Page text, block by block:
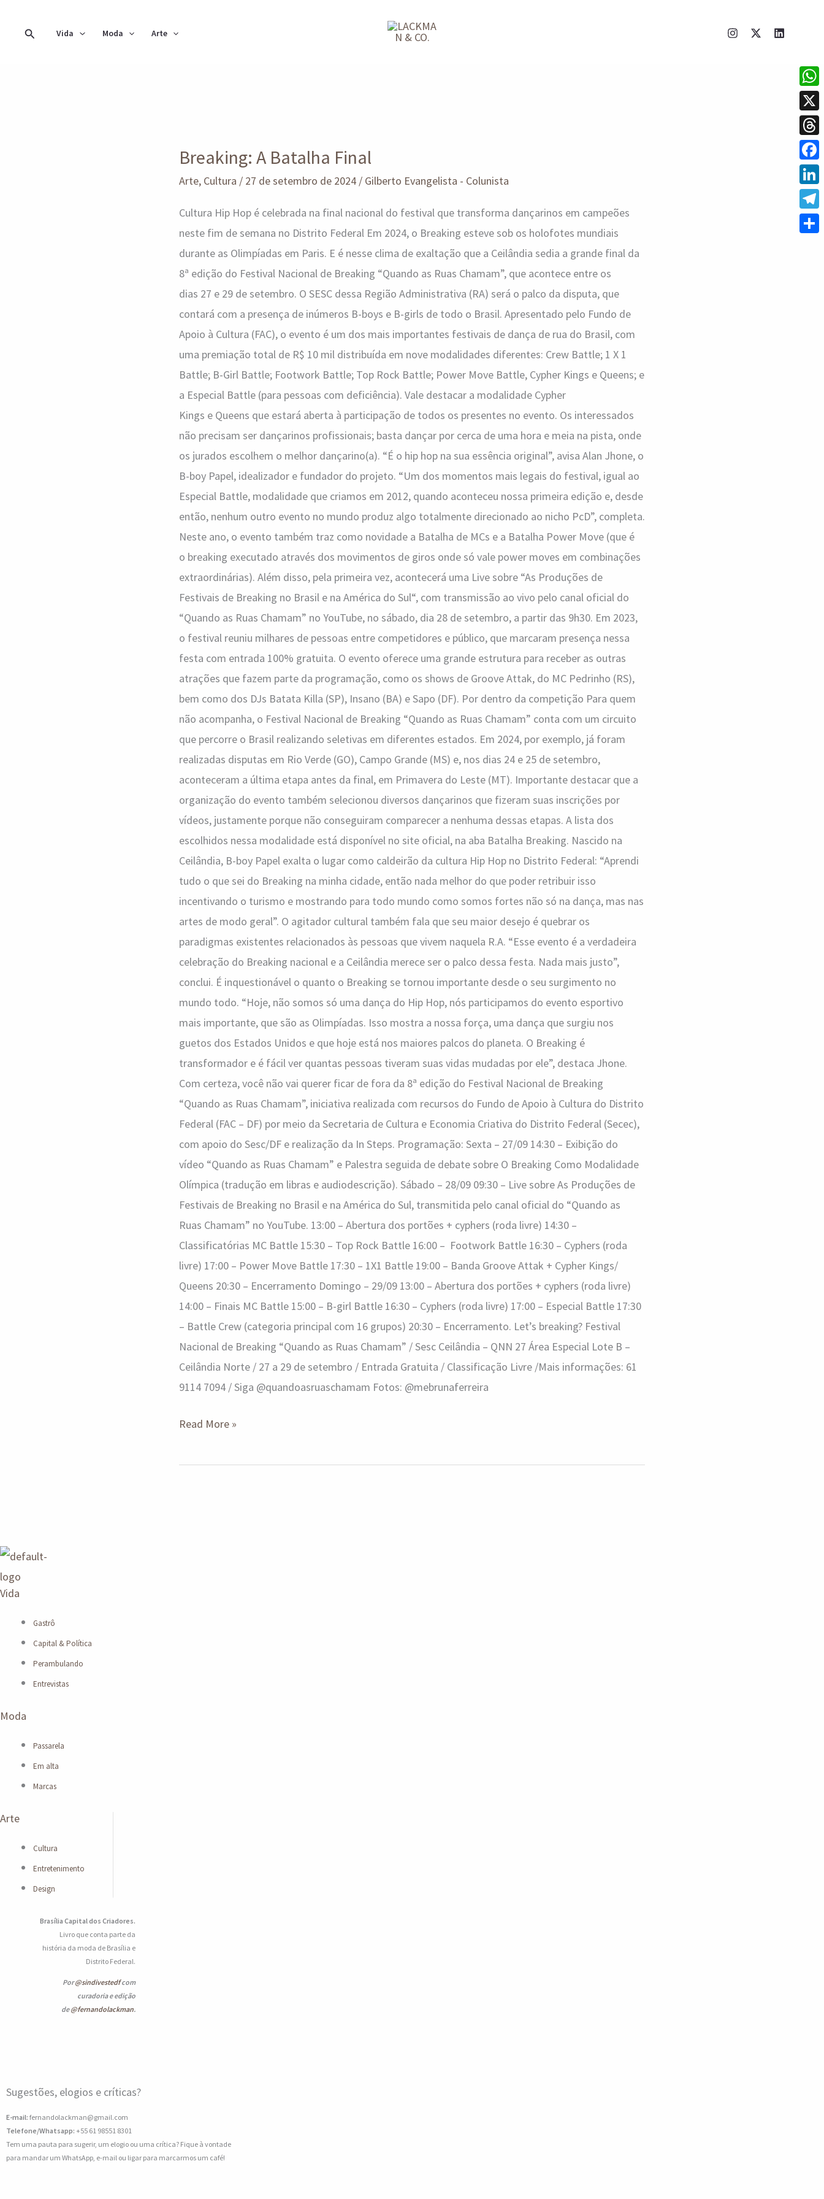
Pesquisar
Vida Moda Arte
Breaking: A Batalha Final
Arte, Cultura / 27 de setembro de 2024 / Gilberto Evangelista - Colunista
Cultura Hip Hop é celebrada na final nacional do festival que transforma dançarinos em campeões
neste fim de semana no Distrito Federal Em 2024, o Breaking esteve sob os holofotes mundiais
durante as Olimpíadas em Paris. E é nesse clima de exaltação que a Ceilândia sedia a grande final da
8ª edição do Festival Nacional de Breaking “Quando as Ruas Chamam”, que acontece entre os
dias 27 e 29 de setembro. O SESC dessa Região Administrativa (RA) será o palco da disputa, que
contará com a presença de inúmeros B-boys e B-girls de todo o Brasil. Apresentado pelo Fundo de
Apoio à Cultura (FAC), o evento é um dos mais importantes festivais de dança de rua do Brasil, com
uma premiação total de R$ 10 mil distribuída em nove modalidades diferentes: Crew Battle; 1 X 1
Battle; B-Girl Battle; Footwork Battle; Top Rock Battle; Power Move Battle, Cypher Kings e Queens; e
a Especial Battle (para pessoas com deficiência). Vale destacar a modalidade Cypher
Kings e Queens que estará aberta à participação de todos os presentes no evento. Os interessados
não precisam ser dançarinos profissionais; basta dançar por cerca de uma hora e meia na pista, onde
os jurados escolhem o melhor dançarino(a). “É o hip hop na sua essência original”, avisa Alan Jhone, o
B-boy Papel, idealizador e fundador do projeto. “Um dos momentos mais legais do festival, igual ao
Especial Battle, modalidade que criamos em 2012, quando aconteceu nossa primeira edição e, desde
então, nenhum outro evento no mundo produz algo totalmente direcionado ao nicho PcD”, completa.
Neste ano, o evento também traz como novidade a Batalha de MCs e a Batalha Power Move (que é
o breaking executado através dos movimentos de giros onde só vale power moves em combinações
extraordinárias). Além disso, pela primeira vez, acontecerá uma Live sobre “As Produções de
Festivais de Breaking no Brasil e na América do Sul“, com transmissão ao vivo pelo canal oficial do
“Quando as Ruas Chamam” no YouTube, no sábado, dia 28 de setembro, a partir das 9h30. Em 2023,
o festival reuniu milhares de pessoas entre competidores e público, que marcaram presença nessa
festa com entrada 100% gratuita. O evento oferece uma grande estrutura para receber as outras
atrações que fazem parte da programação, como os shows de Groove Attak, do MC Pedrinho (RS),
bem como dos DJs Batata Killa (SP), Insano (BA) e Sapo (DF). Por dentro da competição Para quem
não acompanha, o Festival Nacional de Breaking “Quando as Ruas Chamam” conta com um circuito
que percorre o Brasil realizando seletivas em diferentes estados. Em 2024, por exemplo, já foram
realizadas disputas em Rio Verde (GO), Campo Grande (MS) e, nos dias 24 e 25 de setembro,
aconteceram a última etapa antes da final, em Primavera do Leste (MT). Importante destacar que a
organização do evento também selecionou diversos dançarinos que fizeram suas inscrições por
vídeos, justamente porque não conseguiram comparecer a nenhuma dessas etapas. A lista dos
escolhidos nessa modalidade está disponível no site oficial, na aba Batalha Breaking. Nascido na
Ceilândia, B-boy Papel exalta o lugar como caldeirão da cultura Hip Hop no Distrito Federal: “Aprendi
tudo o que sei do Breaking na minha cidade, então nada melhor do que poder retribuir isso
incentivando o turismo e mostrando para todo mundo como somos fortes não só na dança, mas nas
artes de modo geral”. O agitador cultural também fala que seu maior desejo é quebrar os
paradigmas existentes relacionados às pessoas que vivem naquela R.A. “Esse evento é a verdadeira
celebração do Breaking nacional e a Ceilândia merece ser o palco dessa festa. Nada mais justo”,
conclui. É inquestionável o quanto o Breaking se tornou importante desde o seu surgimento no
mundo todo. “Hoje, não somos só uma dança do Hip Hop, nós participamos do evento esportivo
mais importante, que são as Olimpíadas. Isso mostra a nossa força, uma dança que surgiu nos
guetos dos Estados Unidos e que hoje está nos maiores palcos do planeta. O Breaking é
transformador e é fácil ver quantas pessoas tiveram suas vidas mudadas por ele”, destaca Jhone.
Com certeza, você não vai querer ficar de fora da 8ª edição do Festival Nacional de Breaking
“Quando as Ruas Chamam”, iniciativa realizada com recursos do Fundo de Apoio à Cultura do Distrito
Federal (FAC – DF) por meio da Secretaria de Cultura e Economia Criativa do Distrito Federal (Secec),
com apoio do Sesc/DF e realização da In Steps. Programação: Sexta – 27/09 14:30 – Exibição do
vídeo “Quando as Ruas Chamam” e Palestra seguida de debate sobre O Breaking Como Modalidade
Olímpica (tradução em libras e audiodescrição). Sábado – 28/09 09:30 – Live sobre As Produções de
Festivais de Breaking no Brasil e na América do Sul, transmitida pelo canal oficial do “Quando as
Ruas Chamam” no YouTube. 13:00 – Abertura dos portões + cyphers (roda livre) 14:30 –
Classificatórias MC Battle 15:30 – Top Rock Battle 16:00 – Footwork Battle 16:30 – Cyphers (roda
livre) 17:00 – Power Move Battle 17:30 – 1X1 Battle 19:00 – Banda Groove Attak + Cypher Kings/
Queens 20:30 – Encerramento Domingo – 29/09 13:00 – Abertura dos portões + cyphers (roda livre)
14:00 – Finais MC Battle 15:00 – B-girl Battle 16:30 – Cyphers (roda livre) 17:00 – Especial Battle 17:30
– Battle Crew (categoria principal com 16 grupos) 20:30 – Encerramento. Let’s breaking? Festival
Nacional de Breaking “Quando as Ruas Chamam” / Sesc Ceilândia – QNN 27 Área Especial Lote B –
Ceilândia Norte / 27 a 29 de setembro / Entrada Gratuita / Classificação Livre /Mais informações: 61
9114 7094 / Siga @quandoasruaschamam Fotos: @mebrunaferreira
Batalha
Final
Read More »
Vida
Gastrô
Capital & Política
Perambulando
Entrevistas
Moda
Passarela
Em alta
Marcas
Arte
Cultura
Entretenimento
Design
Brasília Capital dos Criadores.
Livro que conta parte da
história da moda de Brasília e
Distrito Federal.
Por@sindivestedfcom
curadoria e edição
de@fernandolackman.
Sugestões, elogios e críticas?
E-mail: fernandolackman@gmail.com
Telefone/Whatsapp: +55 61 98551 8301
Tem uma pauta para sugerir, um elogio ou uma crítica? Fique à vontade
para mandar um WhatsApp, e-mail ou ligar para marcarmos um café!
X